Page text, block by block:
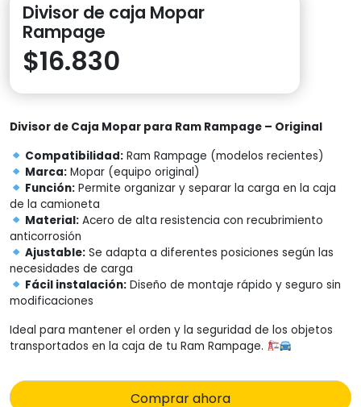
Divisor de caja Mopar
Rampage
$16.830
Divisor de Caja Mopar para Ram Rampage – Original
Compatibilidad: Ram Rampage (modelos recientes)
Marca: Mopar (equipo original)
Función: Permite organizar y separar la carga en la caja
de la camioneta
Material: Acero de alta resistencia con recubrimiento
anticorrosión
Ajustable: Se adapta a diferentes posiciones según las
necesidades de carga
Fácil instalación: Diseño de montaje rápido y seguro sin
modificaciones
Ideal para mantener el orden y la seguridad de los objetos
transportados en la caja de tu Ram Rampage.
Comprar ahora